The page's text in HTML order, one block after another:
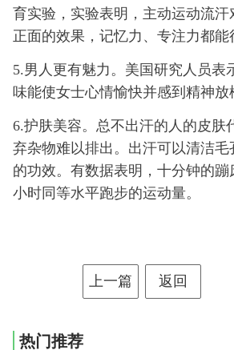
育实验，实验表明，主动运动流汗
正面的效果，记忆力、专注力都能
5.男人更有魅力。美国研究人员表
味能使女士心情愉快并感到精神放
6.护肤美容。总不出汗的人的皮肤
弃杂物难以排出。出汗可以清洁
的功效。有数据表明，十分钟的
小时同等水平跑步的运动量。
上一篇 返回
热门推荐